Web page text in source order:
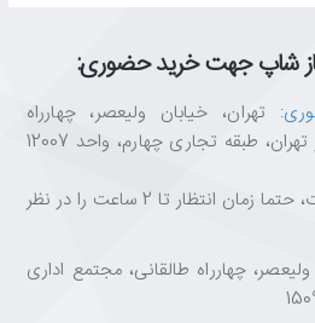
شاپ جهت خرید حضوری:
: تهران، خیابان ولیعصر، چهارراه
طالقانی، مجتمع تجاری نور تهران، طبقه تجاری چهارم، واحد 12007
(به علت حجم بالای سفارشات، حتما زمان انتظار تا 2 ساعت را در نظر
چهارراه طالقانی، مجتمع اداری